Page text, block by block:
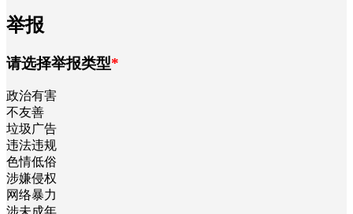
举报
请选择举报类型*
政治有害
不友善
垃圾广告
违法违规
色情低俗
涉嫌侵权
网络暴力